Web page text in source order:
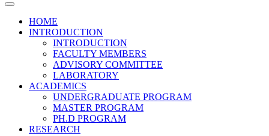
HOME
INTRODUCTION
INTRODUCTION
FACULTY MEMBERS
ADVISORY COMMITTEE
LABORATORY
ACADEMICS
UNDERGRADUATE PROGRAM
MASTER PROGRAM
PH.D PROGRAM
RESEARCH